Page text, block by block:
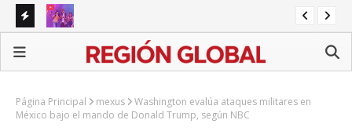
SEP prepara iniciativa para regular redes sociales en
escuelas
Página Principal mexus
Washington evalúa ataques militares en
México bajo el mando de Donald Trump, según NBC